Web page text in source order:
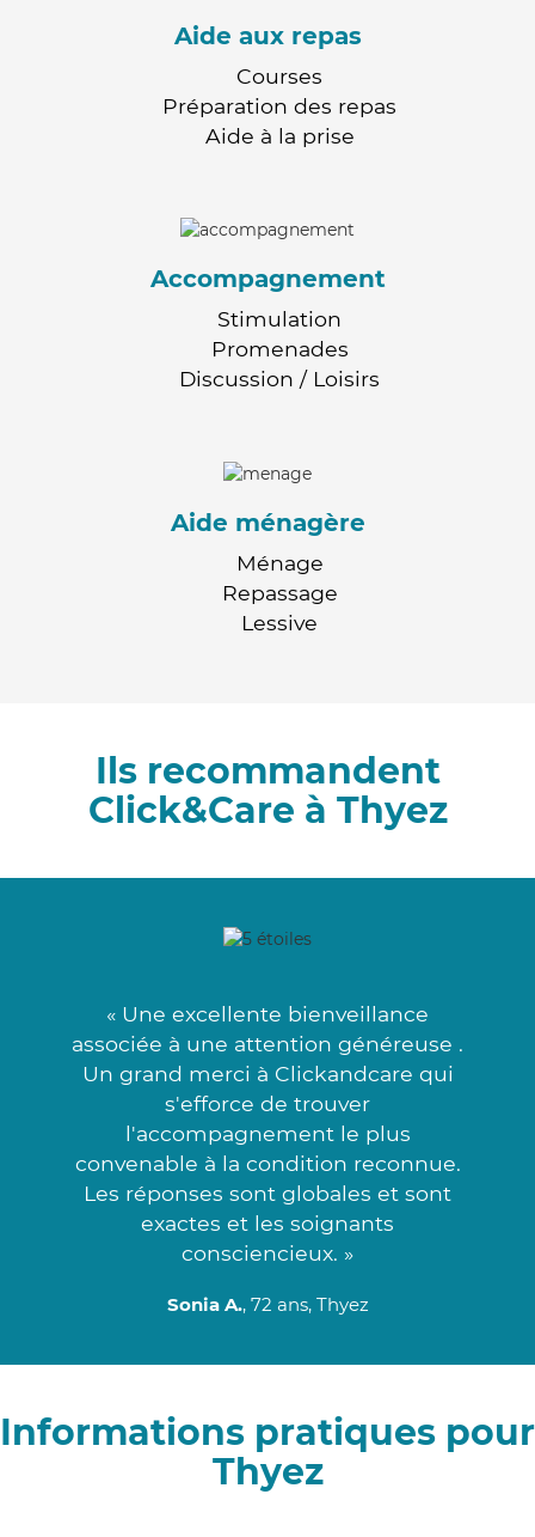
Aide aux repas
Courses
Préparation des repas
Aide à la prise
Accompagnement
Stimulation
Promenades
Discussion / Loisirs
Aide ménagère
Ménage
Repassage
Lessive
Ils recommandent
Click&Care à Thyez
« Une excellente bienveillance
associée à une attention généreuse .
Un grand merci à Clickandcare qui
s'efforce de trouver
l'accompagnement le plus
convenable à la condition reconnue.
Les réponses sont globales et sont
exactes et les soignants
consciencieux. »
Sonia A., 72 ans, Thyez
Informations pratiques pour
Thyez